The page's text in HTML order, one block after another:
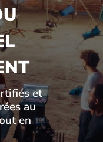
et
au
en